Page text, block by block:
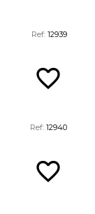
Ref:12939
Ref:12940
favorite_border
favorite_border